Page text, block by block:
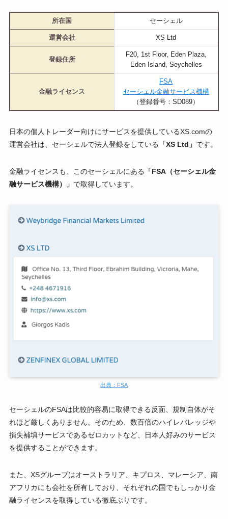
所在国 セーシェル
運営会社 XS Ltd
登録住所
F20, 1st Floor, Eden Plaza,
Eden Island, Seychelles
金融ライセンス
FSA
セーシェル金融サービス機構
（登録番号：SD089）
日本の個人トレーダー向けにサービスを提供しているXS.comの
運営会社は、セーシェルで法人登録をしている
「XS Ltd」 です。
金融ライセンスも、このセーシェルにある
「FSA（セーシェル金
融サービス機構）」 で取得しています。
出典：FSA
セーシェルのFSAは比較的容易に取得できる反面、規制自体がそ
れほど厳しくありません。そのため、数百倍のハイレバレッジや
損失補填サービスであるゼロカットなど、日本人好みのサービス
を提供することができます。
また、XSグループはオーストラリア、キプロス、マレーシア、南
アフリカにも会社を所有しており、それぞれの国でもしっかり金
融ライセンスを取得している徹底ぶりです。